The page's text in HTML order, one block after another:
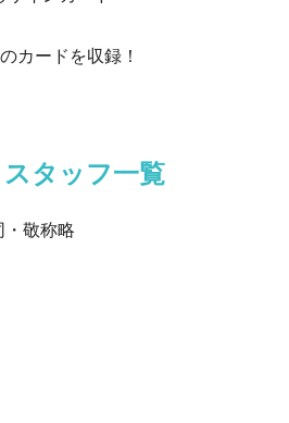
カードを収録！
タッフ一覧
・敬称略